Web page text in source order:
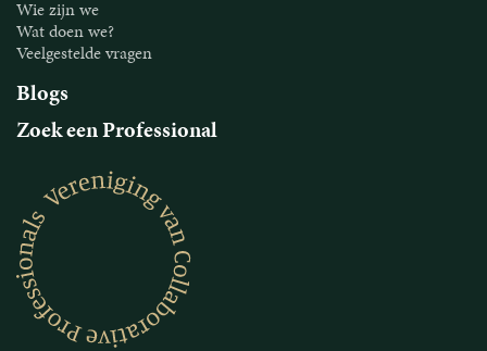
Wie zijn we
Wat doen we?
Veelgestelde vragen
Blogs
Zoek een Professional